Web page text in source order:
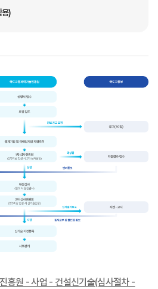
용)
흥원 - 사업 - 건설신기술(심사절차 -